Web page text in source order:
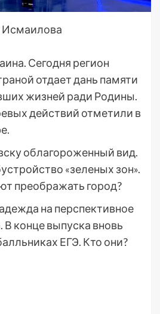
Сегодня регион
отдает дань памяти
жизней ради Родины.
действий отметили в
облагороженный вид.
«зеленых зон».
преображать город?
на перспективное
В конце выпуска вновь
ЕГЭ. Кто они?